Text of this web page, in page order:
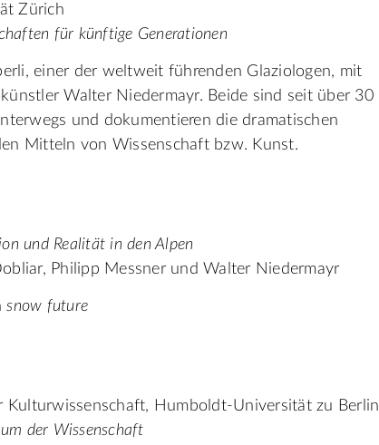
Zürich
für künftige Generationen
einer der weltweit führenden Glaziologen, mit
Walter Niedermayr. Beide sind seit über 30
und dokumentieren die dramatischen
Mitteln von Wissenschaft bzw. Kunst.
und Realität in den Alpen
Philipp Messner und Walter Niedermayr
snow future
Kulturwissenschaft, Humboldt-Universität zu Berlin
der Wissenschaft